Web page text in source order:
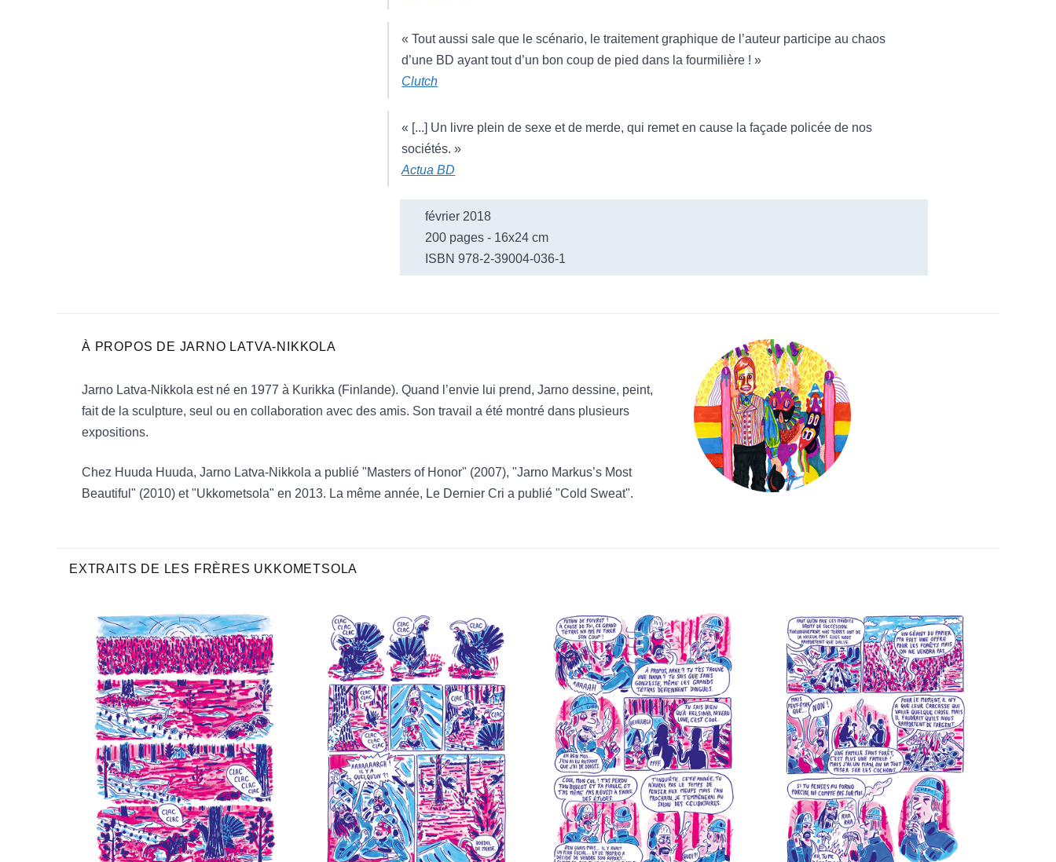
« Tout aussi sale que le scénario, le traitement graphique de l’auteur participe au chaos
d’une BD ayant tout d’un bon coup de pied dans la fourmilière ! »
Clutch
« [...] Un livre plein de sexe et de merde, qui remet en cause la façade policée de nos
sociétés. »
Actua BD
février 2018
200 pages - 16x24 cm
ISBN 978-2-39004-036-1
À PROPOS DE JARNO LATVA-NIKKOLA
Jarno Latva-Nikkola est né en 1977 à Kurikka (Finlande). Quand l’envie lui prend, Jarno dessine, peint,
fait de la sculpture, seul ou en collaboration avec des amis. Son travail a été montré dans plusieurs
expositions.
Chez Huuda Huuda, Jarno Latva-Nikkola a publié "Masters of Honor" (2007), "Jarno Markus’s Most
Beautiful" (2010) et "Ukkometsola" en 2013. La même année, Le Dernier Cri a publié "Cold Sweat".
EXTRAITS DE LES FRÈRES UKKOMETSOLA